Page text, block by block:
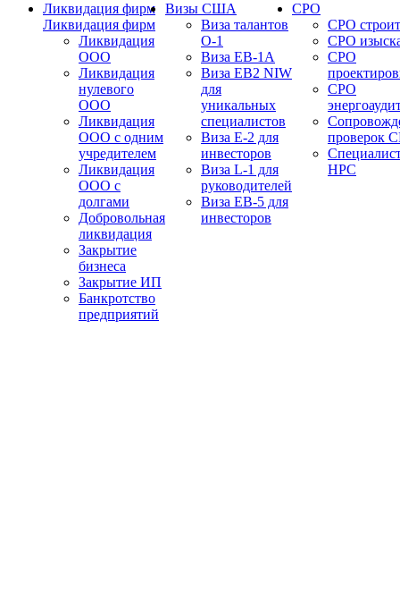
Ликвидация фирм
Ликвидация фирм
Ликвидация
ООО
Ликвидация
нулевого
ООО
Ликвидация
ООО с одним
учредителем
Ликвидация
ООО с
долгами
Добровольная
ликвидация
Закрытие
бизнеса
Закрытие ИП
Банкротство
предприятий
Визы США
Виза талантов
О-1
Виза EB-1A
Виза EB2 NIW
для
уникальных
специалистов
Виза E-2 для
инвесторов
Виза L-1 для
руководителей
Виза EB-5 для
инвесторов
СРО
СРО
СРО
СРО
СРО
проверок
НРС